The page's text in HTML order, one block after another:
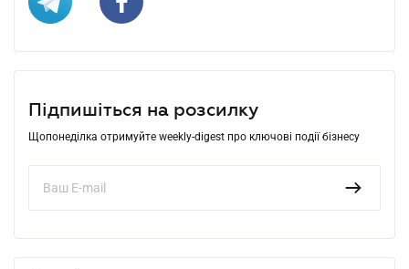
Підпишіться на розсилку
Щопонеділка отримуйте weekly-digest про ключові події бізнесу